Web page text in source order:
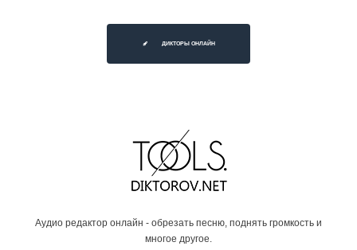
ДИКТОРЫ ОНЛАЙН
Аудио редактор онлайн - обрезать песню, поднять громкость и
многое другое.